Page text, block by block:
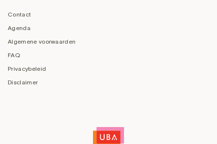
Contact
Agenda
Algemene voorwaarden
FAQ
Privacybeleid
Disclaimer